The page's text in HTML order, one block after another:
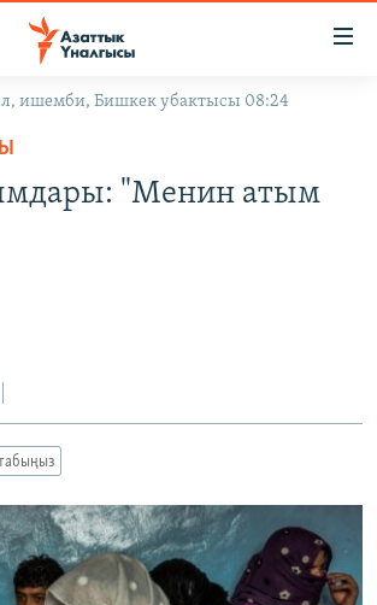
ишемби, Бишкек убактысы 08:24
"Менин атым